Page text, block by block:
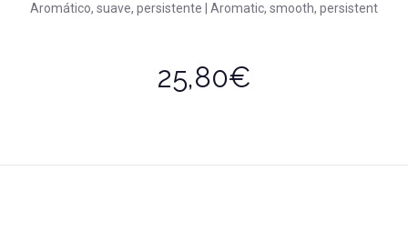
Aromático, suave, persistente | Aromatic, smooth, persistent
25,80€